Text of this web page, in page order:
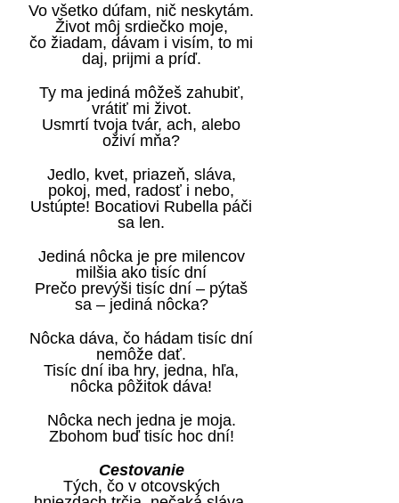
Vo všetko dúfam, nič neskytám.
Život môj srdiečko moje,
čo žiadam, dávam i visím, to mi
daj, prijmi a príď.
Ty ma jediná môžeš zahubiť,
vrátiť mi život.
Usmrtí tvoja tvár, ach, alebo
oživí mňa?
Jedlo, kvet, priazeň, sláva,
pokoj, med, radosť i nebo,
Ustúpte! Bocatiovi Rubella páči
sa len.
Jediná nôcka je pre milencov
milšia ako tisíc dní
Prečo prevýši tisíc dní – pýtaš
sa – jediná nôcka?
Nôcka dáva, čo hádam tisíc dní
nemôže dať.
Tisíc dní iba hry, jedna, hľa,
nôcka pôžitok dáva!
Nôcka nech jedna je moja.
Zbohom buď tisíc hoc dní!
Cestovanie
Tých, čo v otcovských